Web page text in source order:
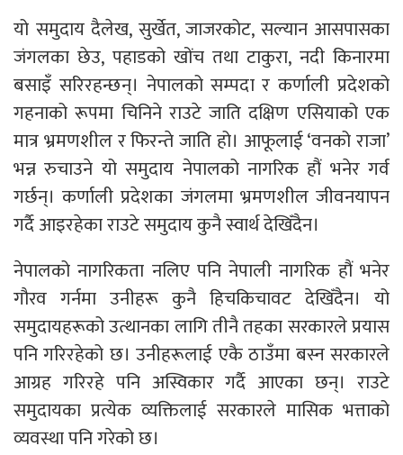
यो समुदाय दैलेख, सुर्खेत, जाजरकोट, सल्यान आसपासका
जंगलका छेउ, पहाडको खोंच तथा टाकुरा, नदी किनारमा
बसाइँ सरिरहन्छन्। नेपालको सम्पदा र कर्णाली प्रदेशको
गहनाको रूपमा चिनिने राउटे जाति दक्षिण एसियाको एक
मात्र भ्रमणशील र फिरन्ते जाति हो। आफूलाई ‘वनको राजा’
भन्न रुचाउने यो समुदाय नेपालको नागरिक हौं भनेर गर्व
गर्छन्। कर्णाली प्रदेशका जंगलमा भ्रमणशील जीवनयापन
गर्दै आइरहेका राउटे समुदाय कुनै स्वार्थ देखिँदैन।
नेपालको नागरिकता नलिए पनि नेपाली नागरिक हौं भनेर
गौरव गर्नमा उनीहरू कुनै हिचकिचावट देखिँदैन। यो
समुदायहरूको उत्थानका लागि तीनै तहका सरकारले प्रयास
पनि गरिरहेको छ। उनीहरूलाई एकै ठाउँमा बस्न सरकारले
आग्रह गरिरहे पनि अस्विकार गर्दै आएका छन्। राउटे
समुदायका प्रत्येक व्यक्तिलाई सरकारले मासिक भत्ताको
व्यवस्था पनि गरेको छ।